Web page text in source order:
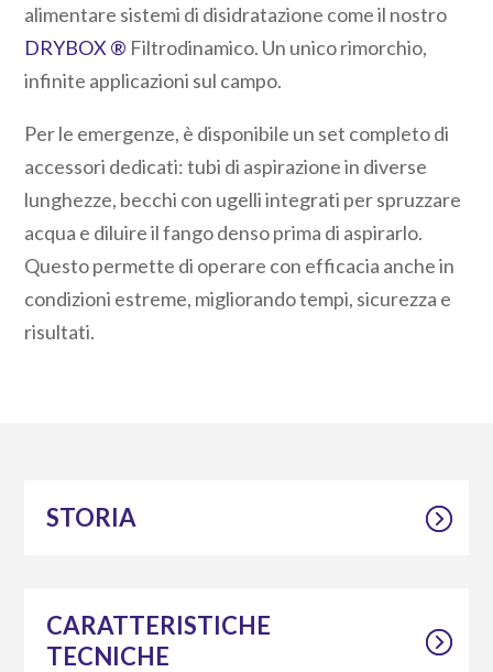
alimentare sistemi di disidratazione come il nostro
DRYBOX ® Filtrodinamico. Un unico rimorchio,
infinite applicazioni sul campo.
Per le emergenze, è disponibile un set completo di
accessori dedicati: tubi di aspirazione in diverse
lunghezze, becchi con ugelli integrati per spruzzare
acqua e diluire il fango denso prima di aspirarlo.
Questo permette di operare con efficacia anche in
condizioni estreme, migliorando tempi, sicurezza e
risultati.
STORIA
CARATTERISTICHE
TECNICHE